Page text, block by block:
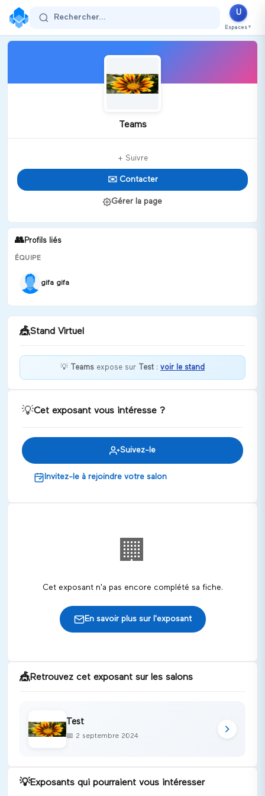
Rechercher...
U
Espaces ▼
Teams
+ Suivre
✉️ Contacter
Gérer la page
👥Profils liés
ÉQUIPE
gifa gifa
🎪Stand Virtuel
Discuter
💡 Teams expose sur Test : voir le stand
💡Cet exposant vous intéresse ?
Suivez-le
Invitez-le à rejoindre votre salon
🏢
Cet exposant n'a pas encore complété sa fiche.
En savoir plus sur l'exposant
🎪Retrouvez cet exposant sur les salons
Test
📅 2 septembre 2024
💡Exposants qui pourraient vous intéresser